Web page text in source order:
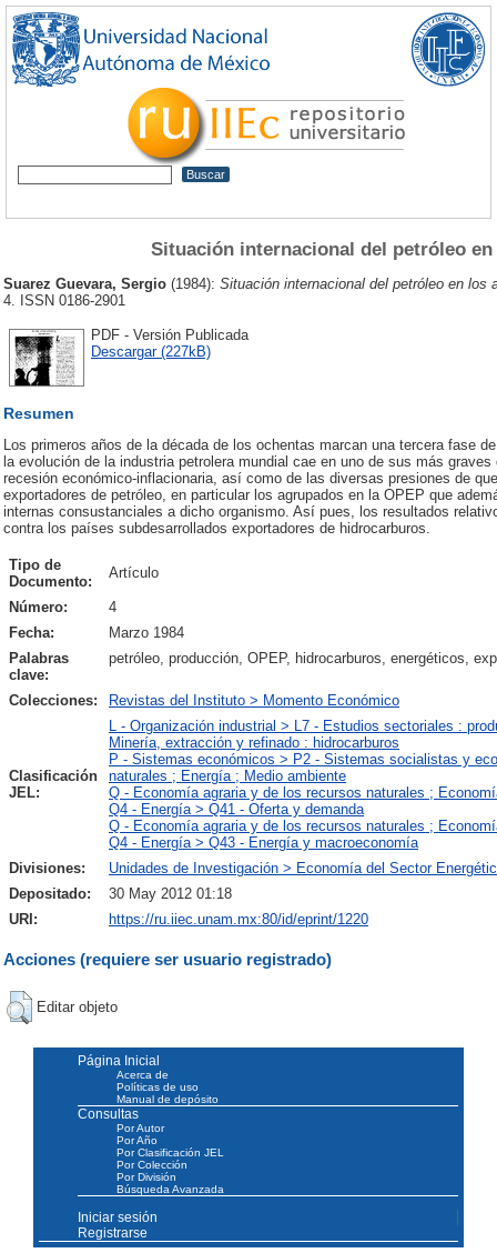
Situación internacional del petróleo
Suarez Guevara, Sergio (1984): Situación internacional del petróleo en los
4. ISSN 0186-2901
PDF - Versión Publicada
Descargar (227kB)
Resumen
Los primeros años de la década de los ochentas marcan una tercera fase
la evolución de la industria petrolera mundial cae en uno de sus más
recesión económico-inflacionaria, así como de las diversas presiones de
exportadores de petróleo, en particular los agrupados en la OPEP que
internas consustanciales a dicho organismo. Así pues, los resultados
contra los países subdesarrollados exportadores de hidrocarburos.
Tipo de
Documento:
Artículo
Número:
4
Fecha:
Marzo 1984
Palabras
clave:
petróleo, producción, OPEP, hidrocarburos, energéticos,
Colecciones: Revistas del Instituto > Momento Económico
Clasificación
JEL:
L - Organización industrial > L7 - Estudios sectoriales :
Minería, extracción y refinado : hidrocarburos
P - Sistemas económicos > P2 - Sistemas socialistas y
naturales ; Energía ; Medio ambiente
Q - Economía agraria y de los recursos naturales ;
Q4 - Energía > Q41 - Oferta y demanda
Q - Economía agraria y de los recursos naturales ;
Q4 - Energía > Q43 - Energía y macroeconomía
Divisiones:
Unidades de Investigación > Economía del Sector
Depositado:
30 May 2012 01:18
URI:
https://ru.iiec.unam.mx:80/id/eprint/1220
Acciones (requiere ser usuario registrado)
Editar objeto
Página Inicial
Acerca de
Políticas de uso
Manual de depósito
Consultas
Por Autor
Por Año
Por Clasificación JEL
Por Colección
Por División
Búsqueda Avanzada
Iniciar sesión
Registrarse